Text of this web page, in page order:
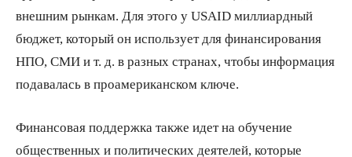
внешним рынкам. Для этого у USAID миллиардный
бюджет, который он использует для финансирования
НПО, СМИ и т. д. в разных странах, чтобы информация
подавалась в проамериканском ключе.
Финансовая поддержка также идет на обучение
общественных и политических деятелей, которые